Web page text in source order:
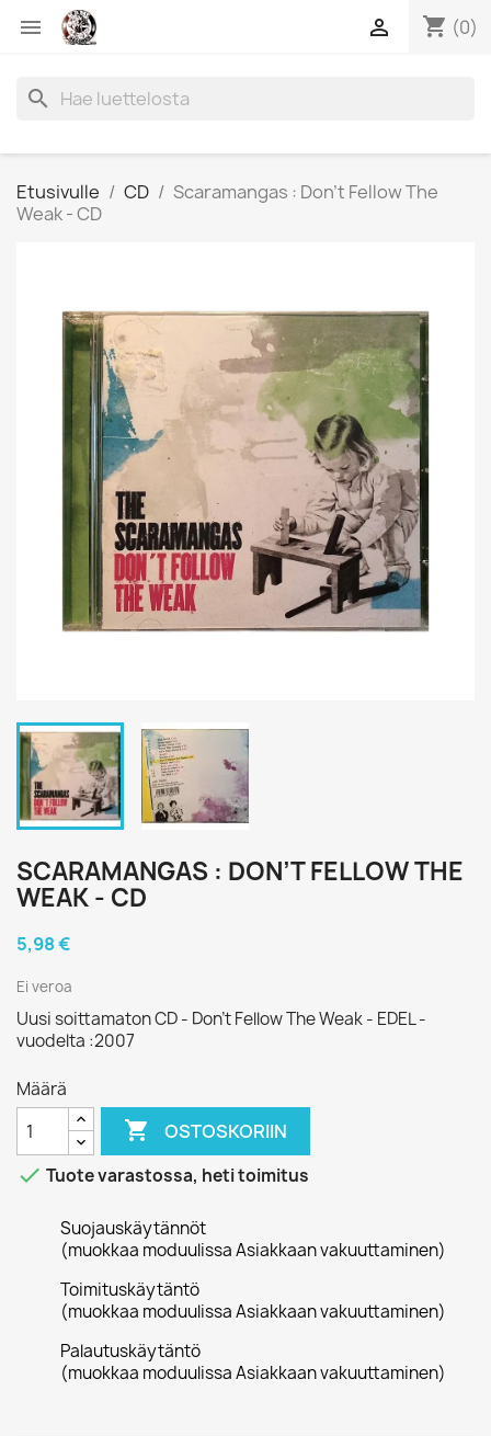
 shopping_cart (0)

search
Etusivulle CD
Scaramangas : Don’t Fellow The
Weak - CD
SCARAMANGAS : DON’T FELLOW THE
WEAK - CD
5,98 €
Ei veroa
Uusi soittamaton CD - Don’t Fellow The Weak - EDEL -
vuodelta :2007
Määrä
 OSTOSKORIIN
 Tuote varastossa, heti toimitus
Suojauskäytännöt
(muokkaa moduulissa Asiakkaan vakuuttaminen)
Toimituskäytäntö
(muokkaa moduulissa Asiakkaan vakuuttaminen)
Palautuskäytäntö
(muokkaa moduulissa Asiakkaan vakuuttaminen)